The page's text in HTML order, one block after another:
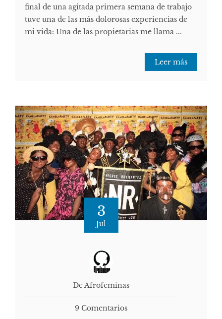
final de una agitada primera semana de trabajo
tuve una de las más dolorosas experiencias de
mi vida: Una de las propietarias me llama ...
Leer más
3
Jul
De Afrofeminas
9 Comentarios